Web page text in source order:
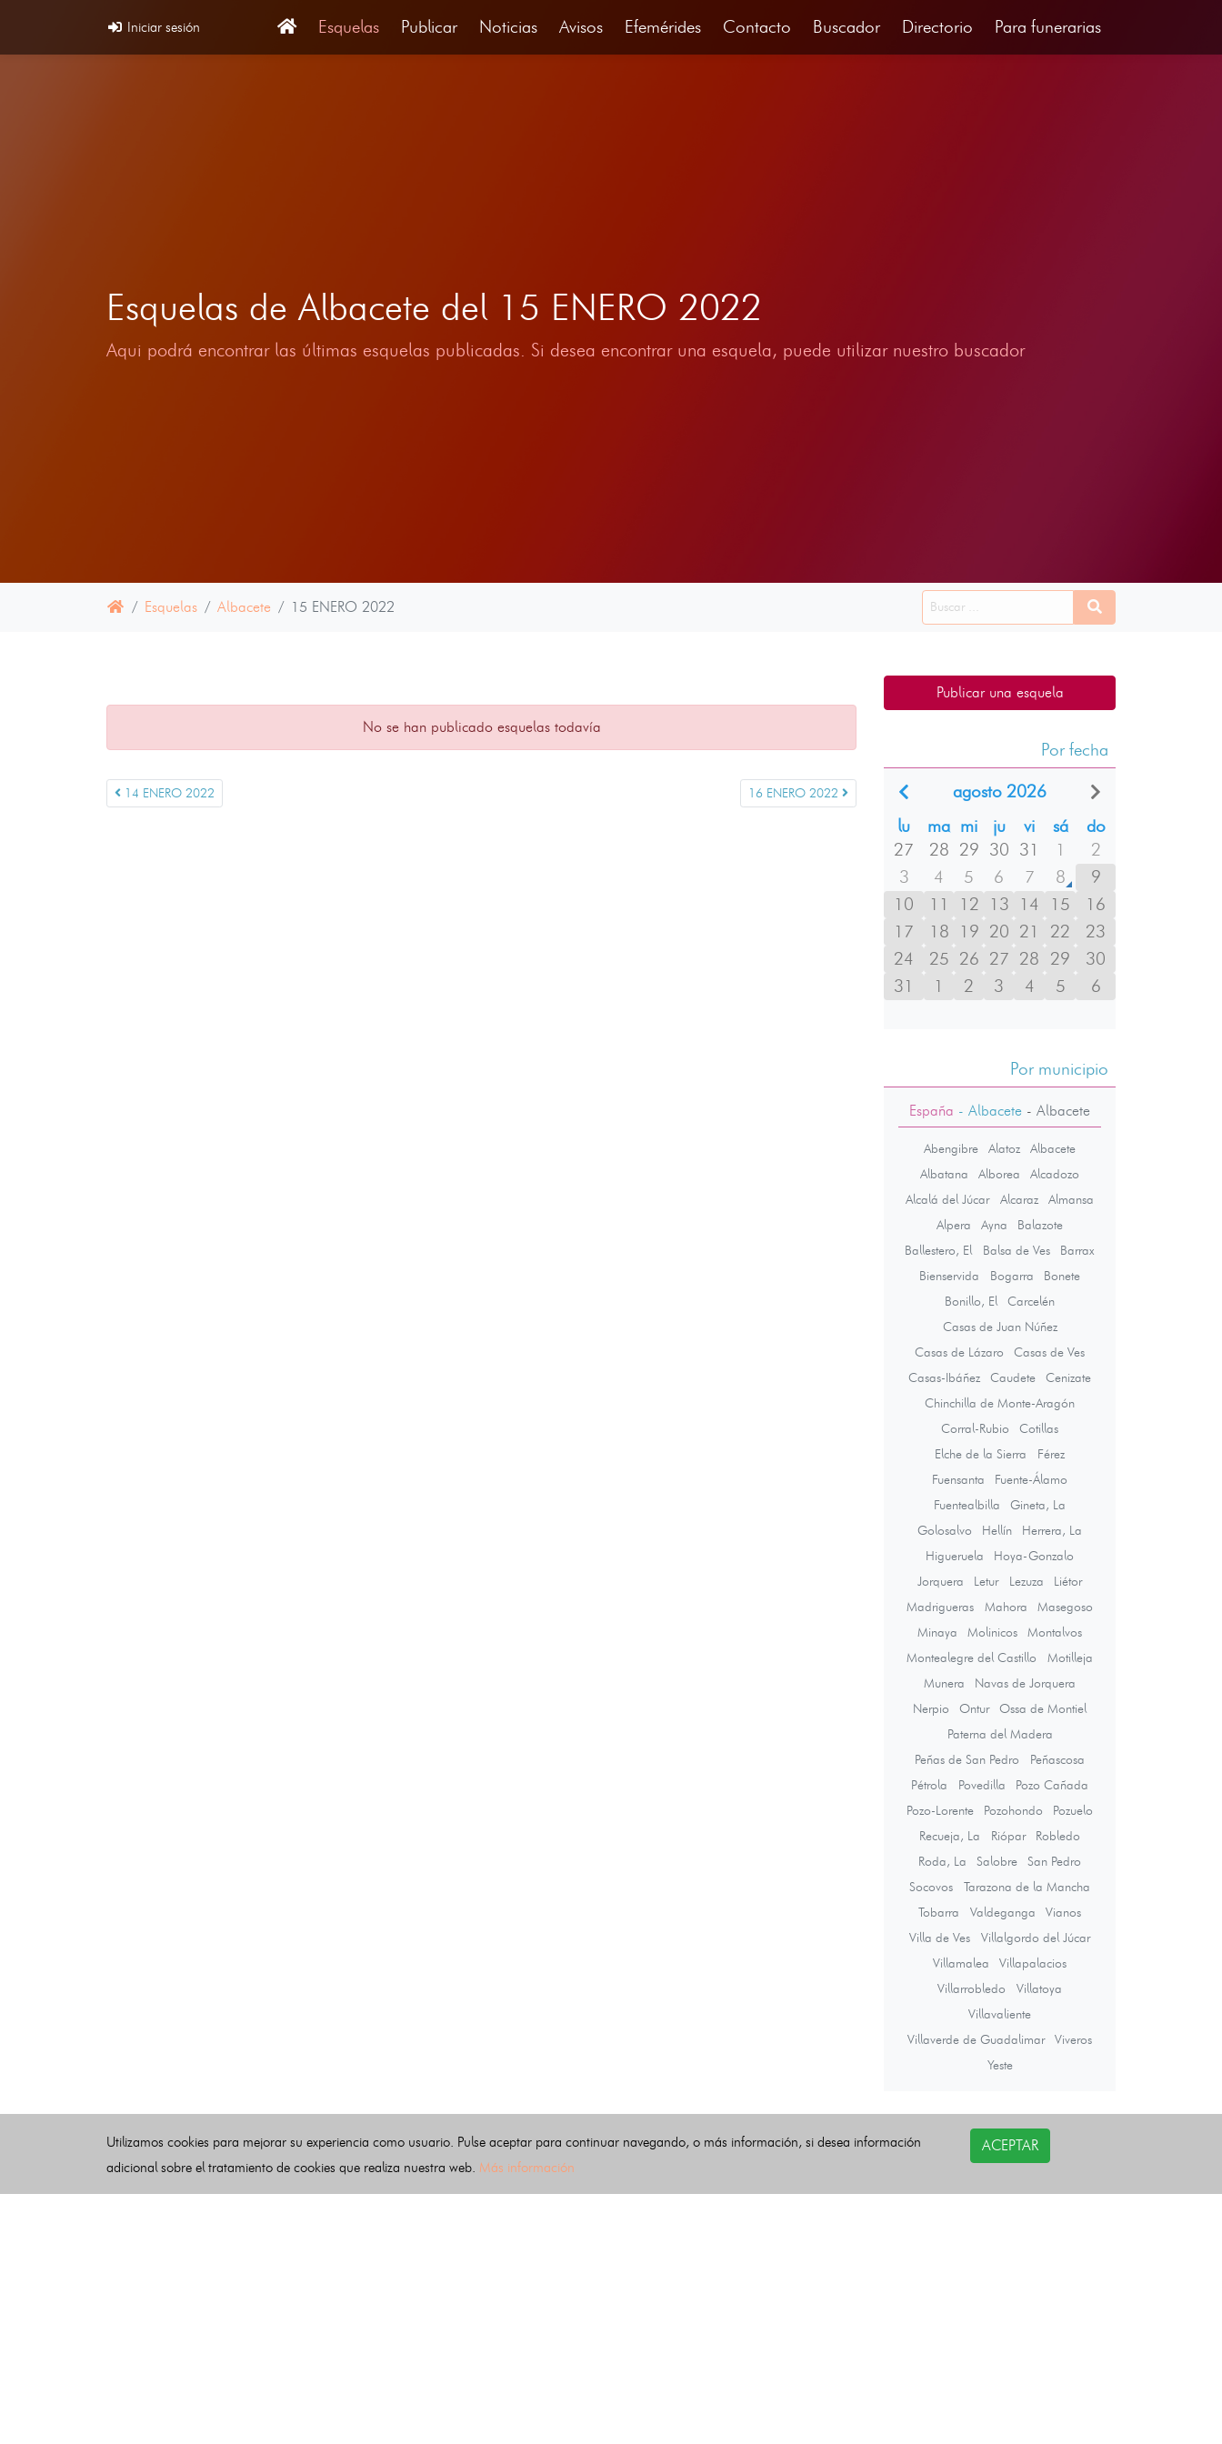
Iniciar sesión Esquelas Publicar Noticias Avisos Efemérides Contacto Buscador Directorio Para funerarias
Esquelas de Albacete del 15 ENERO 2022
Aqui podrá encontrar las últimas esquelas publicadas. Si desea encontrar una esquela, puede utilizar nuestro buscador
Esquelas Albacete 15 ENERO 2022
No se han publicado esquelas todavía
14 ENERO 2022 16 ENERO 2022
Publicar una esquela
Por fecha
agosto 2026
lu
ma mi ju vi sá
do
27
28 29 30 31 1
2
3
4 5 6 7 8
9
10
11 12 13 14 15
16
17
18 19 20 21 22
23
24
25 26 27 28 29
30
31
1 2 3 4 5 6
Por municipio
España - Albacete - Albacete
Abengibre Alatoz
Albacete
Albatana
Alborea
Alcadozo
Alcalá del Júcar
Alcaraz
Almansa
Alpera
Ayna
Balazote
Ballestero, El
Balsa de Ves
Barrax
Bienservida
Bogarra
Bonete
Bonillo, El
Carcelén
Casas de Juan Núñez
Casas de Lázaro
Casas de Ves
Casas-Ibáñez
Caudete
Cenizate
Chinchilla de Monte-Aragón
Corral-Rubio
Cotillas
Elche de la Sierra
Férez
Fuensanta
Fuente-Álamo
Fuentealbilla
Gineta, La
Golosalvo
Hellín
Herrera, La
Higueruela
Hoya-Gonzalo
Jorquera
Letur Lezuza
Liétor
Madrigueras
Mahora
Masegoso
Minaya
Molinicos
Montalvos
Montealegre del Castillo
Motilleja
Munera
Navas de Jorquera
Nerpio
Ontur
Ossa de Montiel
Paterna del Madera
Peñas de San Pedro
Peñascosa
Pétrola
Povedilla
Pozo Cañada
Pozo-Lorente
Pozohondo
Pozuelo
Recueja, La
Riópar
Robledo
Roda, La
Salobre
San Pedro
Socovos
Tarazona de la Mancha
Tobarra
Valdeganga
Vianos
Villa de Ves
Villalgordo del Júcar
Villamalea
Villapalacios
Villarrobledo
Villatoya
Villavaliente
Villaverde de Guadalimar
Viveros
Yeste
Últimas noticias
Utilizamos cookies para mejorar su experiencia como usuario. Pulse aceptar para continuar navegando, o más información, si desea información
adicional sobre el tratamiento de cookies que realiza nuestra web. Más información
ACEPTAR